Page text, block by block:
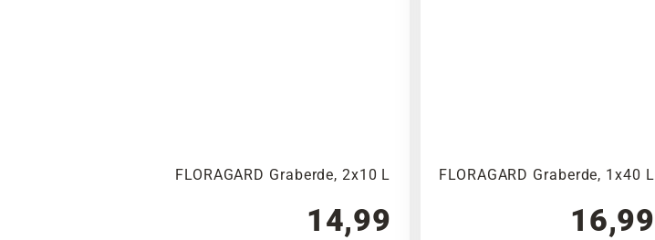
FLORAGARD Graberde, 2x10 L
14,99
FLORAGARD Graberde, 1x40 L
16,99